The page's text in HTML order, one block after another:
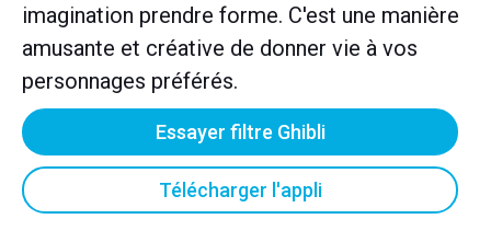
imagination prendre forme. C'est une manière
amusante et créative de donner vie à vos
personnages préférés.
Essayer filtre Ghibli
Télécharger l'appli